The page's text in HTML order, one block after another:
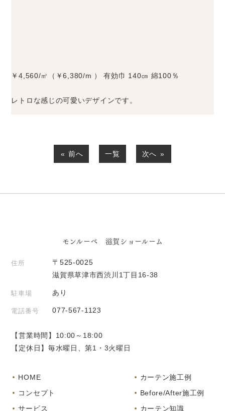
￥4,560/㎡（￥6,380/m ） 有効巾 140㎝ 綿100％
レトロな感じの可愛いデザインです。
前へ 一覧 次へ
モンルーベ 滋賀ショールーム
住所
〒525-0025
滋賀県草津市西渋川1丁目16-38
駐車場 あり
電話番号 077-567-1123
【営業時間】10:00～18:00
【定休日】毎水曜日、第1・3火曜日
HOME
コンセプト
サービス
カーテン施工例
Before/After施工例
カーテン知識